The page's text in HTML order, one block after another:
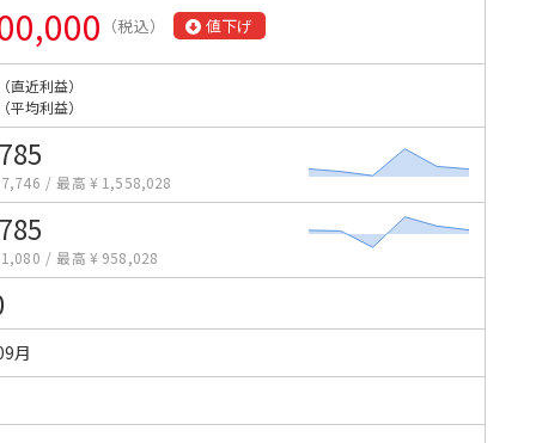
（税込） 値下げ
直近利益）
平均利益）
/ 最高 ¥ 1,558,028
/ 最高 ¥ 958,028
月